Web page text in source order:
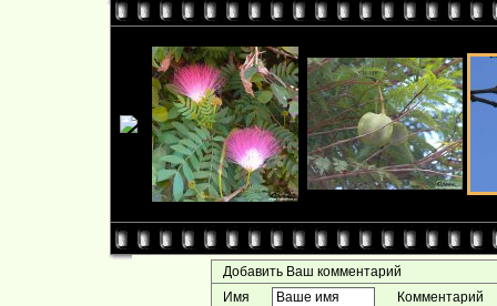
Добавить Ваш комментарий
Имя
Комментарий